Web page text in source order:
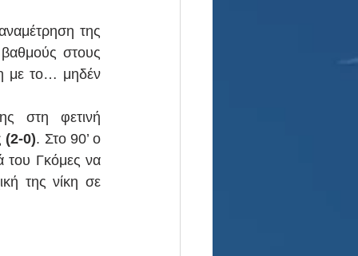
στους
με το… μηδέν
στη φετινή
(2-0). Στο 90’ ο
του Γκόμες να
της νίκη σε